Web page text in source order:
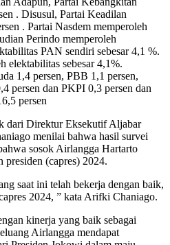
. Disusul, Partai Keadilan
. Partai Nasdem memperoleh
Perindo memperoleh
PAN sendiri sebesar 4,1 %.
elektabilitas sebesar 4,1%.
1,4 persen, PBB 1,1 persen,
persen dan PKPI 0,3 persen dan
persen
dari Direktur Eksekutif Aljabar
menilai bahwa hasil survei
sosok Airlangga Hartarto
presiden (capres) 2024.
saat ini telah bekerja dengan baik,
2024, ” kata Arifki Chaniago.
kinerja yang baik sebagai
Airlangga mendapat